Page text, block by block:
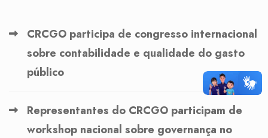
CRCGO participa de congresso internacional
sobre contabilidade e qualidade do gasto
público
Representantes do CRCGO participam de
workshop nacional sobre governança no